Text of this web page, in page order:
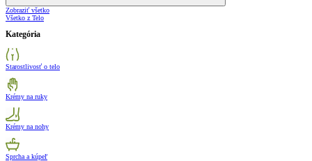
Zobraziť všetko
Všetko z Telo
Kategória
Starostlivosť o telo
Krémy na ruky
Krémy na nohy
Sprcha a kúpeľ